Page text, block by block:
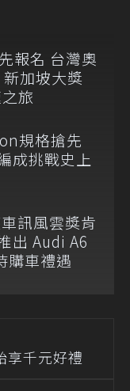
報名 台灣奧
加坡大獎
旅
規格搶先
成挑戰史上
訊風雲獎肯
出 Audi A6
購車禮遇
享千元好禮